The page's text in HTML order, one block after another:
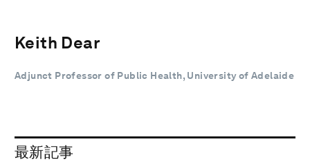
Keith Dear
Adjunct Professor of Public Health, University of Adelaide
最新記事